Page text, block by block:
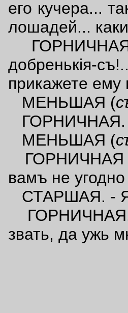
его кучера...
лошадей...
добренькiя-
прикажете ему
МЕНЬШАЯ (
ГОРНИЧНАЯ. -
МЕНЬШАЯ (
ГОРНИЧНАЯ
вамъ не угодно
СТАРШАЯ. - Я
ГОРНИЧНАЯ. -
звать, да ужь